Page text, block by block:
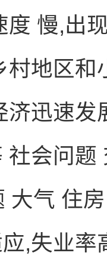
度 慢,出
村地区
济迅速
社会问
大气 住
,失业
进入下载学案